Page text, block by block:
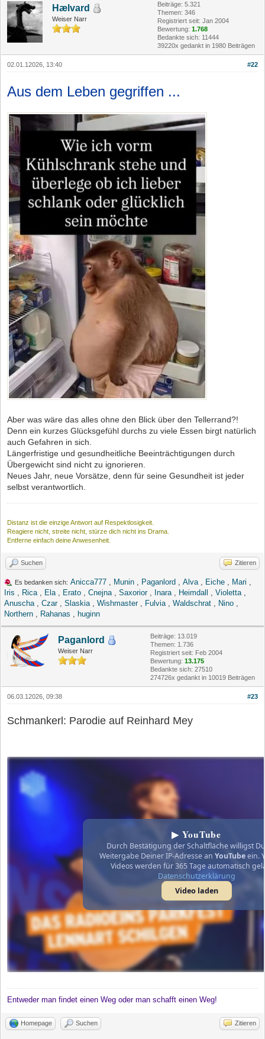
Hælvard
Weiser Narr
Beiträge: 5.321
Themen: 346
Registriert seit: Jan 2004
Bewertung: 1.768
Bedankte sich: 11444
39220x gedankt in 1980 Beiträgen
#22
02.01.12026, 13:40
Aus dem Leben gegriffen ...
Aber was wäre das alles ohne den Blick über den Tellerrand?!
Denn ein kurzes Glücksgefühl durchs zu viele Essen birgt natürlich
auch Gefahren in sich.
Längerfristige und gesundheitliche Beeinträchtigungen durch
Übergewicht sind nicht zu ignorieren.
Neues Jahr, neue Vorsätze, denn für seine Gesundheit ist jeder
selbst verantwortlich.
Distanz ist die einzige Antwort auf Respektlosigkeit.
Reagiere nicht, streite nicht, stürze dich nicht ins Drama.
Entferne einfach deine Anwesenheit.
Suchen Zitieren
Es bedanken sich: Anicca777 , Munin , Paganlord , Alva, Eiche , Mari ,
Iris , Rica, Ela, Erato , Cnejna, Saxorior, Inara, Heimdall , Violetta,
Anuscha, Czar, Slaskia, Wishmaster, Fulvia, Waldschrat , Nino ,
Northern , Rahanas , huginn
Paganlord
Weiser Narr
Beiträge: 13.019
Themen: 1.736
Registriert seit: Feb 2004
Bewertung: 13.175
Bedankte sich: 27510
274726x gedankt in 10019 Beiträgen
#23
06.03.12026, 09:38
Schmankerl: Parodie auf Reinhard Mey
▶ YouTube
Durch Bestätigung der Schaltfläche willigst
Weitergabe Deiner IP-Adresse an YouTubeein.
Videos werden für 365 Tage automatisch
Datenschutzerklärung
Video laden
Entweder man findet einen Weg oder man schafft einen Weg!
Homepage Suchen Zitieren